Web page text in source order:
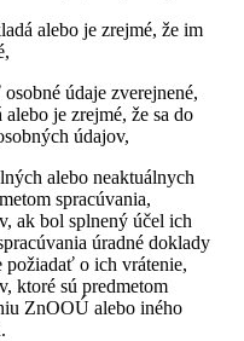
alebo je zrejmé, že im
údaje zverejnené,
je zrejmé, že sa do
údajov,
alebo neaktuálnych
spracúvania,
ak bol splnený účel ich
úradné doklady
požiadať o ich vrátenie,
ktoré sú predmetom
ZnOOÚ alebo iného